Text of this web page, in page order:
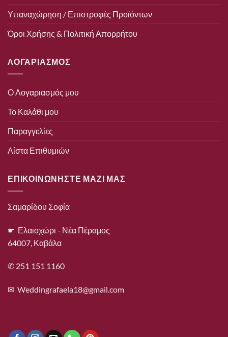
Υπαναχώρηση / Επιστροφές Προϊόντων
Όροι Χρήσης & Πολιτική Απορρήτου
ΛΟΓΑΡΙΑΣΜΟΣ
Ο Λογαριασμός μου
Το Καλάθι μου
Παραγγελίες
Λίστα Επιθυμιών
ΕΠΙΚΟΙΝΩΝΗΣΤΕ ΜΑΖΙ ΜΑΣ
Σαμαρίδου Σοφία
☛ Ελαιοχώρι - Νέα Πέραμος
64007, Καβάλα
✆ 251 151 1160
✉ Weddingrafaela18@gmail.com